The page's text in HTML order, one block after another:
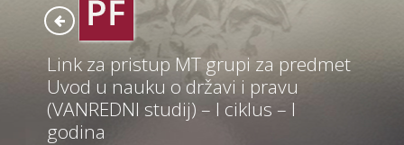
Link za pristup MT grupi za predmet
Uvod u nauku o državi i pravu
(VANREDNI studij) – I ciklus – I
godina